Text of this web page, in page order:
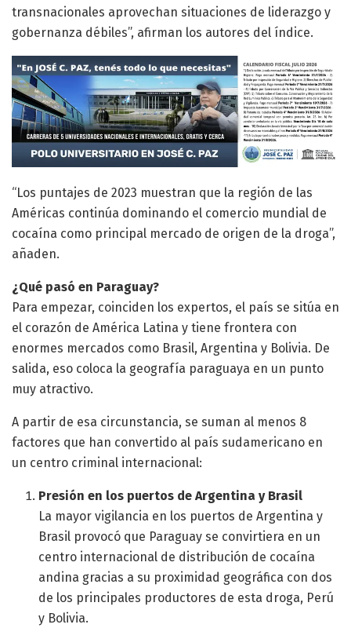
transnacionales aprovechan situaciones de liderazgo y
gobernanza débiles”, afirman los autores del índice.
“Los puntajes de 2023 muestran que la región de las
Américas continúa dominando el comercio mundial de
cocaína como principal mercado de origen de la droga”,
añaden.
¿Qué pasó en Paraguay?
Para empezar, coinciden los expertos, el país se sitúa en
el corazón de América Latina y tiene frontera con
enormes mercados como Brasil, Argentina y Bolivia. De
salida, eso coloca la geografía paraguaya en un punto
muy atractivo.
A partir de esa circunstancia, se suman al menos 8
factores que han convertido al país sudamericano en
un centro criminal internacional:
Presión en los puertos de Argentina y Brasil
La mayor vigilancia en los puertos de Argentina y
Brasil provocó que Paraguay se convirtiera en un
centro internacional de distribución de cocaína
andina gracias a su proximidad geográfica con dos
de los principales productores de esta droga, Perú
y Bolivia.